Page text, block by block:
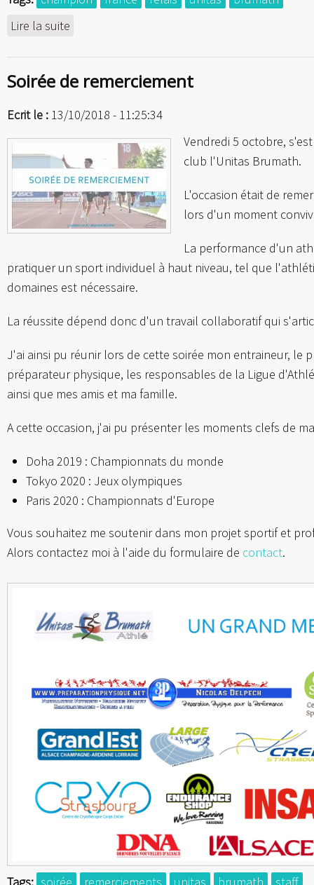
Lire la suite
Soirée de remerciement
Ecrit le : 13/10/2018 - 11:25:34
Vendredi 5 octobre,
club l'Unitas Brumath.
L'occasion était de
lors d'un moment
La performance d'un
pratiquer un sport individuel à haut niveau, tel que
domaines est nécessaire.
La réussite dépend donc d'un travail collaboratif qui
J'ai ainsi pu réunir lors de cette soirée mon entraineur, le
préparateur physique, les responsables de la Ligue
ainsi que mes amis et ma famille.
A cette occasion, j'ai pu présenter les moments clefs de
Doha 2019 : Championnats du monde
Tokyo 2020 : Jeux olympiques
Paris 2020 : Championnats d'Europe
Vous souhaitez me soutenir dans mon projet sportif et
Alors contactez moi à l'aide du formulaire de contact.